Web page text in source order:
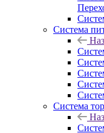
Система
Система